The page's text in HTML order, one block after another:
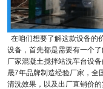
在咱们想要了解这款设备的
设备，首先都是需要有一个
厂家混凝土搅拌站洗车台设
晟7年品牌制造经验厂家，全
清洗效果，以及出厂直销价